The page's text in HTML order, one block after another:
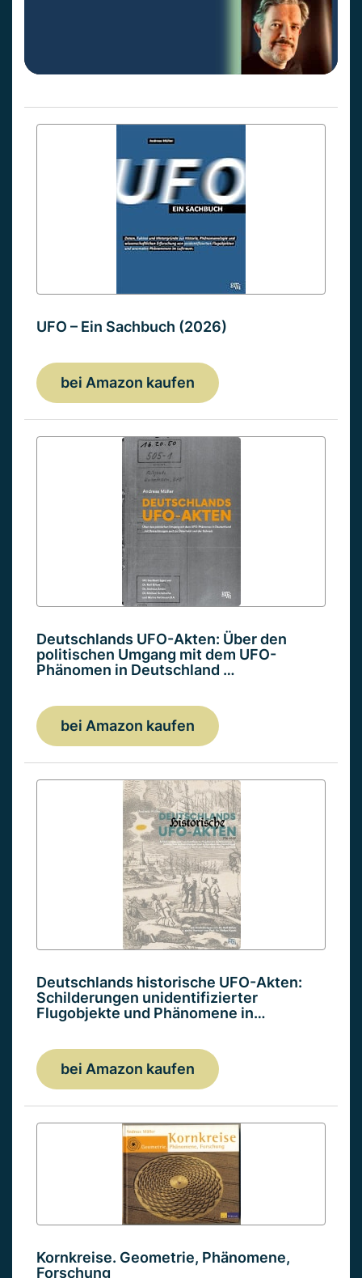
UFO – Ein Sachbuch (2026)
bei Amazon kaufen
Deutschlands UFO-Akten: Über den
politischen Umgang mit dem UFO-
Phänomen in Deutschland …
bei Amazon kaufen
Deutschlands historische UFO-Akten:
Schilderungen unidentifizierter
Flugobjekte und Phänomene in…
bei Amazon kaufen
Kornkreise. Geometrie, Phänomene,
Forschung